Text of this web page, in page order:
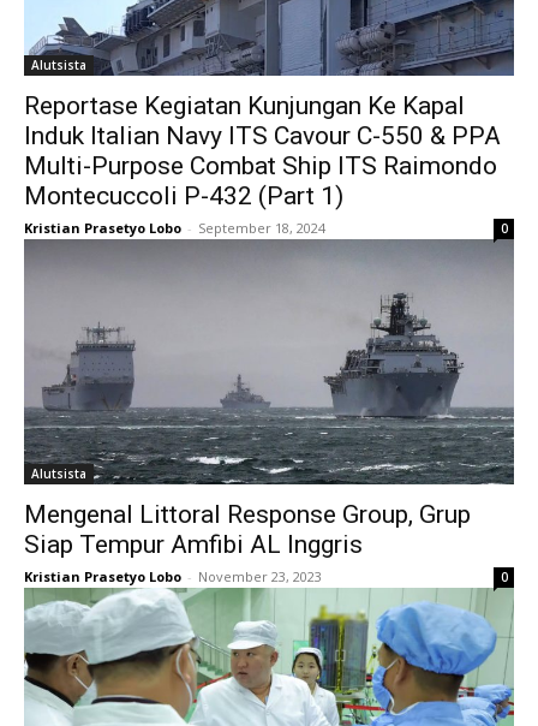
Alutsista
Reportase Kegiatan Kunjungan Ke Kapal
Induk Italian Navy ITS Cavour C-550 & PPA
Multi-Purpose Combat Ship ITS Raimondo
Montecuccoli P-432 (Part 1)
Kristian Prasetyo Lobo - September 18, 2024 0
Alutsista
Mengenal Littoral Response Group, Grup
Siap Tempur Amfibi AL Inggris
Kristian Prasetyo Lobo - November 23, 2023 0